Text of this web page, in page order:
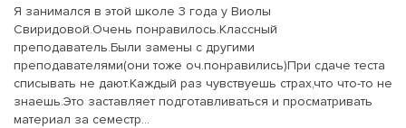
Я занимался в этой школе 3 года у Виолы
Свиридовой.Очень понравилось.Классный
преподаватель.Были замены с другими
преподавателями(они тоже оч.понравились)При сдаче теста
списывать не дают.Каждый раз чувствуешь страх,что что-то не
знаешь.Это заставляет подготавливаться и просматривать
материал за семестр...